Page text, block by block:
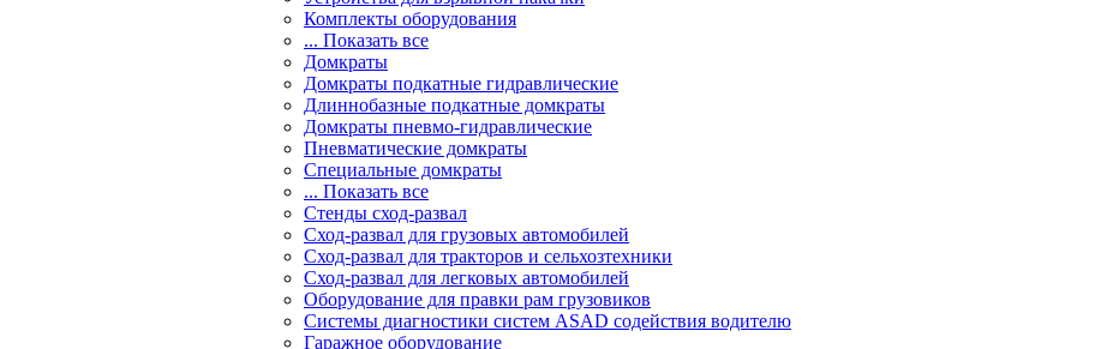
Комплекты оборудования
... Показать все
Домкраты
Домкраты подкатные гидравлические
Длиннобазные подкатные домкраты
Домкраты пневмо-гидравлические
Пневматические домкраты
Специальные домкраты
... Показать все
Стенды сход-развал
Сход-развал для грузовых автомобилей
Сход-развал для тракторов и сельхозтехники
Сход-развал для легковых автомобилей
Оборудование для правки рам грузовиков
Системы диагностики систем ASAD содействия водителю
Гаражное оборудование